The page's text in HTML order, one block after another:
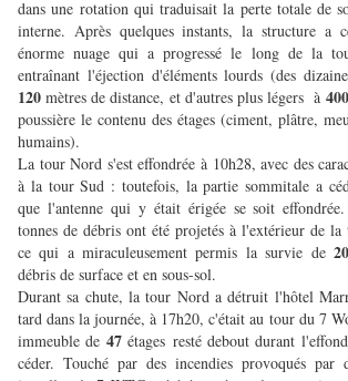
dans une rotation qui traduisait la perte totale de
interne. Après quelques instants, la structure a
énorme nuage qui a progressé le long de la
entraînant l'éjection d'éléments lourds (des
120 mètres de distance, et d'autres plus légers à 400
poussière le contenu des étages (ciment, plâtre,
humains).
La tour Nord s'est effondrée à 10h28, avec des
à la tour Sud : toutefois, la partie sommitale a
que l'antenne qui y était érigée se soit
tonnes de débris ont été projetés à l'extérieur de la
ce qui a miraculeusement permis la survie de 20
débris de surface et en sous-sol.
Durant sa chute, la tour Nord a détruit l'hôtel
tard dans la journée, à 17h20, c'était au tour du 7
immeuble de 47étages resté debout durant
céder. Touché par des incendies provoqués par